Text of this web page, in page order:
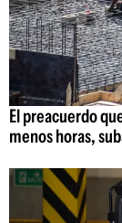
El preacuerdo
menos horas,